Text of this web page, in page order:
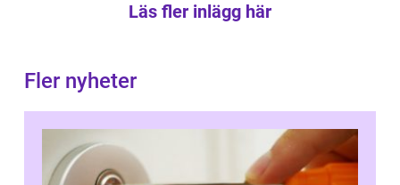
Läs fler inlägg här
Fler nyheter